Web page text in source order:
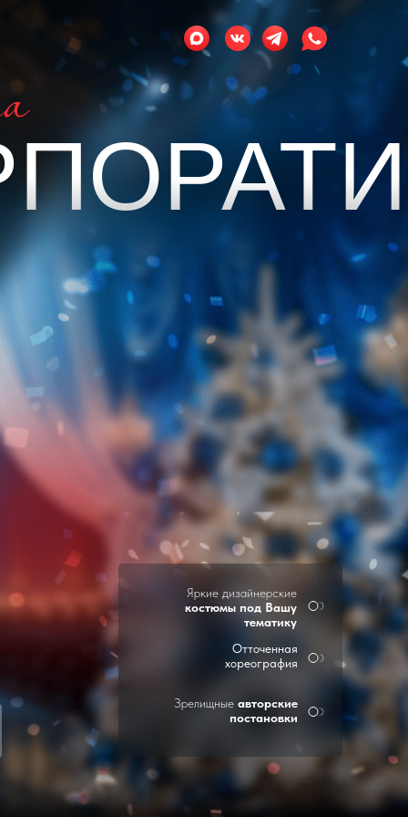
Яркие дизайнерские
костюмы под Вашу
тематику
Отточенная
хореография
Зрелищные авторские
постановки